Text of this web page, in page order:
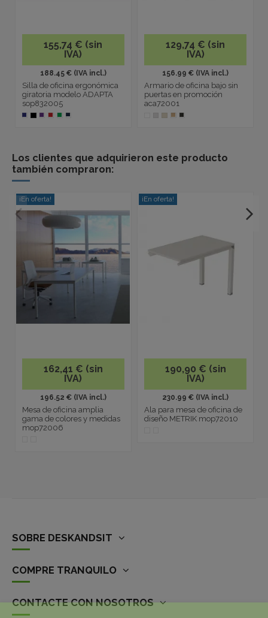
155,74 € (sin
IVA)
188.45 € (IVA incl.)
Silla de oficina ergonómica
giratoria modelo ADAPTA
sop832005
129,74 € (sin
IVA)
156.99 € (IVA incl.)
Armario de oficina bajo sin
puertas en promoción
aca72001
Los clientes que adquirieron este producto
también compraron:
¡En oferta!
162,41 € (sin
IVA)
196.52 € (IVA incl.)
Mesa de oficina amplia
gama de colores y medidas
mop72006
¡En oferta!
190,90 € (sin
IVA)
230.99 € (IVA incl.)
Ala para mesa de oficina de
diseño METRIK mop72010
SOBRE DESKANDSIT
COMPRE TRANQUILO
CONTACTE CON NOSOTROS